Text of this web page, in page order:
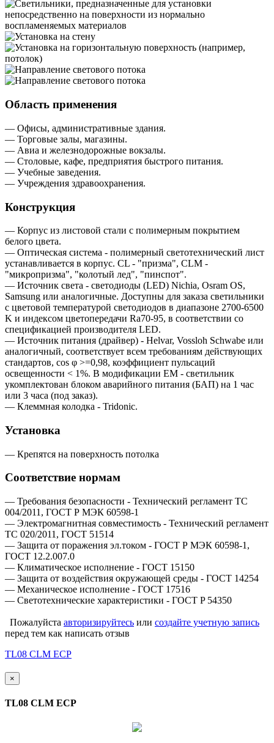
Область применения
— Офисы, административные здания.
— Торговые залы, магазины.
— Авиа и железнодорожные вокзалы.
— Столовые, кафе, предприятия быстрого питания.
— Учебные заведения.
— Учреждения здравоохранения.
Конструкция
— Корпус из листовой стали с полимерным покрытием
белого цвета.
— Оптическая система - полимерный светотехнический лист
устанавливается в корпус. CL - "призма", CLM -
"микропризма", "колотый лед", "пинспот".
— Источник света - светодиоды (LED) Nichia, Osram OS,
Samsung или аналогичные. Доступны для заказа светильники
с цветовой температурой светодиодов в диапазоне 2700-6500
K и индексом цветопередачи Ra70-95, в соответствии со
спецификацией производителя LED.
— Источник питания (драйвер) - Helvar, Vossloh Schwabe или
аналогичный, соответствует всем требованиям действующих
стандартов, cos φ >=0,98, коэффициент пульсаций
освещенности < 1%. В модификации EM - светильник
укомплектован блоком аварийного питания (БАП) на 1 час
или 3 часа (под заказ).
— Клеммная колодка - Tridonic.
Установка
— Крепятся на поверхность потолка
Соответствие нормам
— Требования безопасности - Технический регламент ТС
004/2011, ГОСТ Р МЭК 60598-1
— Электромагнитная совместимость - Технический регламент
ТС 020/2011, ГОСТ 51514
— Защита от поражения эл.током - ГОСТ Р МЭК 60598-1,
ГОСТ 12.2.007.0
— Климатическое исполнение - ГОСТ 15150
— Защита от воздействия окружающей среды - ГОСТ 14254
— Механическое исполнение - ГОСТ 17516
— Светотехнические характеристики - ГОСТ P 54350
Пожалуйста авторизируйтесь или создайте учетную запись
перед тем как написать отзыв
TL08 CLM ECP
×
TL08 CLM ECP